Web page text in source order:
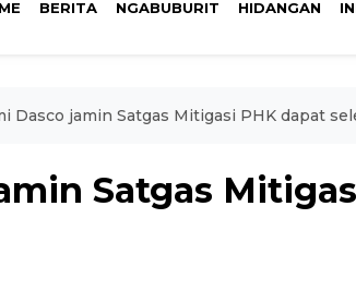
BERITA NGABUBURIT HIDANGAN
Dasco jamin Satgas Mitigasi PHK dapat
Satgas